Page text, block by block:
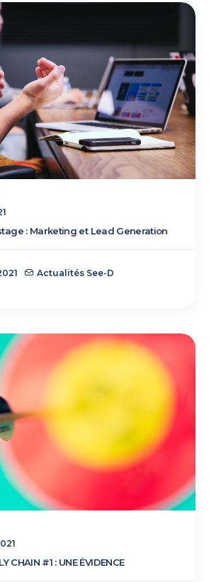
: Marketing et Lead Generation
Actualités See-D
CHAIN #1 : UNE ÉVIDENCE